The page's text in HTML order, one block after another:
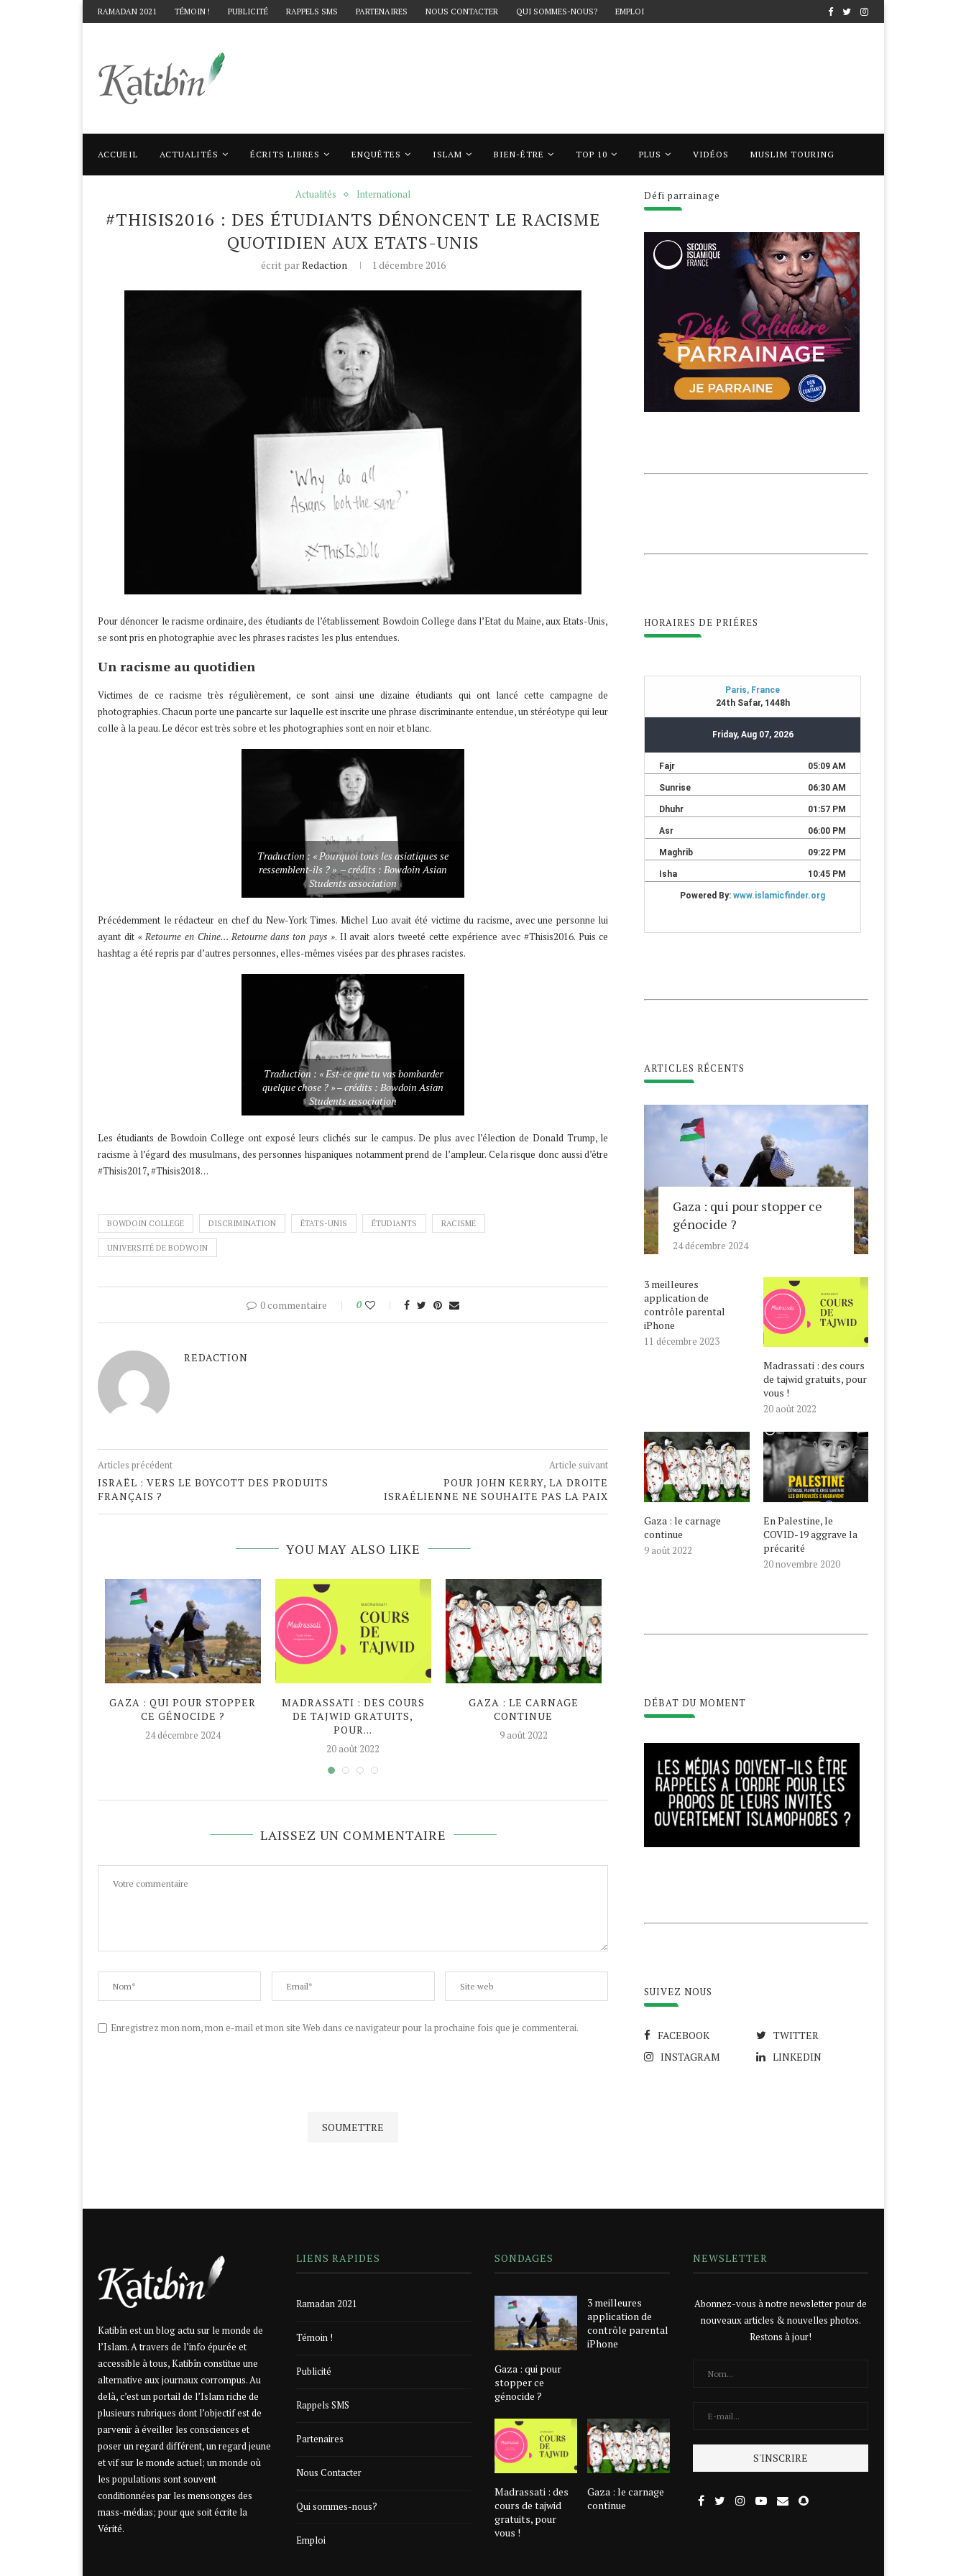
RAMADAN 2021 TÉMOIN ! PUBLICITÉ RAPPELS SMS PARTENAIRES NOUS CONTACTER QUI SOMMES-NOUS? EMPLOI
ACCUEIL ACTUALITÉS ÉCRITS LIBRES ENQUÊTES ISLAM BIEN-ÊTRE TOP 10 PLUS VIDÉOS MUSLIM TOURING
Accueil Actualités #Thisis2016 : Des étudiants dénoncent le racisme quotidien aux Etats-Unis
Actualités International
#THISIS2016 : DES ÉTUDIANTS DÉNONCENT LE RACISME
QUOTIDIEN AUX ETATS-UNIS
écrit parRedaction 1 décembre 2016
Pour dénoncer le racisme ordinaire, des étudiants de l’établissement Bowdoin College dans l’Etat du Maine, aux Etats-Unis,
se sont pris en photographie avec les phrases racistes les plus entendues.
Un racisme au quotidien
Victimes de ce racisme très régulièrement, ce sont ainsi une dizaine étudiants qui ont lancé cette campagne de
photographies. Chacun porte une pancarte sur laquelle est inscrite une phrase discriminante entendue, un stéréotype qui leur
colle à la peau. Le décor est très sobre et les photographies sont en noir et blanc.
Traduction : « Pourquoi tous les asiatiques se
ressemblent-ils ? » – crédits : Bowdoin Asian
Students association
Précédemment le rédacteur en chef du New-York Times. Michel Luo avait été victime du racisme, avec une personne lui
ayant dit «Retourne en Chine… Retourne dans ton pays ». Il avait alors tweeté cette expérience avec #Thisis2016. Puis ce
hashtag a été repris par d’autres personnes, elles-mêmes visées par des phrases racistes.
Traduction : « Est-ce que tu vas bombarder
quelque chose ? » – crédits : Bowdoin Asian
Students association
Les étudiants de Bowdoin College ont exposé leurs clichés sur le campus. De plus avec l’élection de Donald Trump, le
racisme à l’égard des musulmans, des personnes hispaniques notamment prend de l’ampleur. Cela risque donc aussi d’être
#Thisis2017, #Thisis2018…
BOWDOIN COLLEGE DISCRIMINATION ÉTATS-UNIS ÉTUDIANTS RACISME
UNIVERSITÉ DE BODWOIN
0 commentaire 0
REDACTION
Articles précédent
ISRAËL : VERS LE BOYCOTT DES PRODUITS
FRANÇAIS ?
Article suivant
POUR JOHN KERRY, LA DROITE
ISRAÉLIENNE NE SOUHAITE PAS LA PAIX
YOU MAY ALSO LIKE
GAZA : QUI POUR STOPPER
CE GÉNOCIDE ?
24 décembre 2024
MADRASSATI : DES COURS
DE TAJWID GRATUITS,
POUR...
20 août 2022
GAZA : LE CARNAGE
CONTINUE
9 août 2022
EN PALESTINE, LE COVID-19
AGGRAVE LA PRÉCARITÉ
LAISSEZ UN COMMENTAIRE
Enregistrez mon nom, mon e-mail et mon site Web dans ce navigateur pour la prochaine fois que je commenterai.
Défi parrainage
HORAIRES DE PRIÊRES
ARTICLES RÉCENTS
Gaza : qui pour stopper ce
génocide ?
24 décembre 2024
3 meilleures
application de
contrôle parental
iPhone
11 décembre 2023
Madrassati : des cours
de tajwid gratuits, pour
vous !
20 août 2022
Gaza : le carnage
continue
9 août 2022
En Palestine, le
COVID-19 aggrave la
précarité
20 novembre 2020
DÉBAT DU MOMENT
SUIVEZ NOUS
FACEBOOK
TWITTER
INSTAGRAM
LINKEDIN
Katibîn est un blog actu sur le monde de
l’Islam. A travers de l’info épurée et
accessible à tous, Katibîn constitue une
alternative aux journaux corrompus. Au
delà, c’est un portail de l’Islam riche de
plusieurs rubriques dont l’objectif est de
parvenir à éveiller les consciences et
poser un regard différent, un regard jeune
et vif sur le monde actuel; un monde où
les populations sont souvent
conditionnées par les mensonges des
mass-médias; pour que soit écrite la
Vérité.
LIENS RAPIDES
Ramadan 2021
Témoin !
Publicité
Rappels SMS
Partenaires
Nous Contacter
Qui sommes-nous?
Emploi
SONDAGES
Gaza : qui pour
stopper ce
génocide ?
3 meilleures
application de
contrôle parental
iPhone
Madrassati : des
cours de tajwid
gratuits, pour
vous !
Gaza : le carnage
continue
NEWSLETTER
Abonnez-vous à notre newsletter pour de
nouveaux articles & nouvelles photos.
Restons à jour!